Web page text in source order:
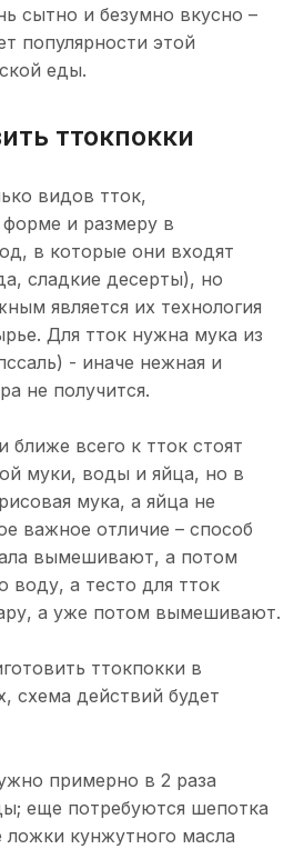
сытно и безумно вкусно –
популярности этой
еды.
ттокпокки
видов тток,
и размеру в
в которые они входят
сладкие десерты), но
является их технология
Для тток нужна мука из
- иначе нежная и
не получится.
всего к тток стоят
муки, воды и яйца, но в
мука, а яйца не
важное отличие – способ
вымешивают, а потом
воду, а тесто для тток
а уже потом вымешивают.
ттокпокки в
схема действий будет
примерно в 2 раза
еще потребуются шепотка
кунжутного масла